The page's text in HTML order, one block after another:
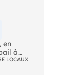
en
à
la
LOCAUX